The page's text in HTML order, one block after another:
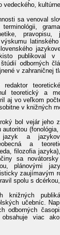
vedeckého,
sa venoval
terminológii,
pravopisu,
publikoval v
odborných
v zahraničnej
teoretický a
aj vo veľkom
v knižných
bol vejár jeho
autoritou
jazyk a
a
filozofia
sa
plánovými
zaujímavým
spolu s
knižných
učebníc.
odborných
viac